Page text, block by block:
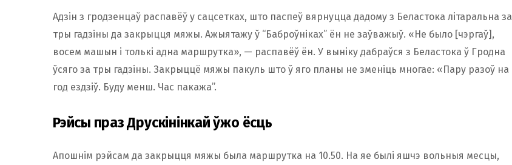
Адзін з гродзенцаў распавёў у сацсетках, што паспеў вярнуцца дадому з Беластока літаральна за
тры гадзіны да закрыцця мяжы. Ажыятажу ў “Баброўніках” ён не заўважыў. «Не было [чэргаў],
восем машын і толькі адна маршрутка», — распавёў ён. У выніку дабраўся з Беластока ў Гродна
ўсяго за тры гадзіны. Закрыццё мяжы пакуль што ў яго планы не зменіць многае: «Пару разоў на
год ездзіў. Буду менш. Час пакажа”.
Рэйсы праз Друскінінкай ўжо ёсць
Апошнім рэйсам да закрыцця мяжы была маршрутка на 10.50. На яе былі яшчэ вольныя месцы,